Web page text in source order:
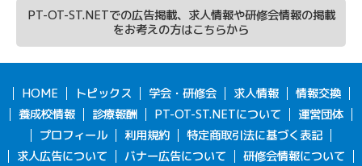
PT-OT-ST.NETでの広告掲載、求人情報や研修会情報の掲載
をお考えの方はこちらから
HOME トピックス 学会・研修会 求人情報
情報交換
養成校情報
診療報酬 PT-OT-ST.NETについて
運営団体
プロフィール
利用規約
特定商取引法に基づく表記
求人広告について
バナー広告について
研修会情報について